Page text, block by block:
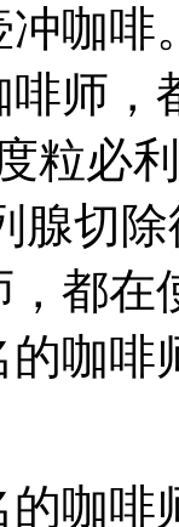
咖
啡师
粒必
腺切
都在
咖啡
咖啡